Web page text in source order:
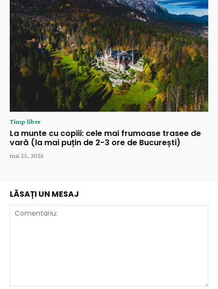
Timp liber
La munte cu copiii: cele mai frumoase trasee de
vară (la mai puțin de 2-3 ore de București)
mai 25, 2026
LĂSAȚI UN MESAJ